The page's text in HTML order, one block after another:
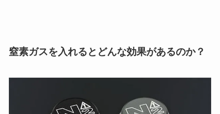
窒素ガスを入れるとどんな効果があるのか？